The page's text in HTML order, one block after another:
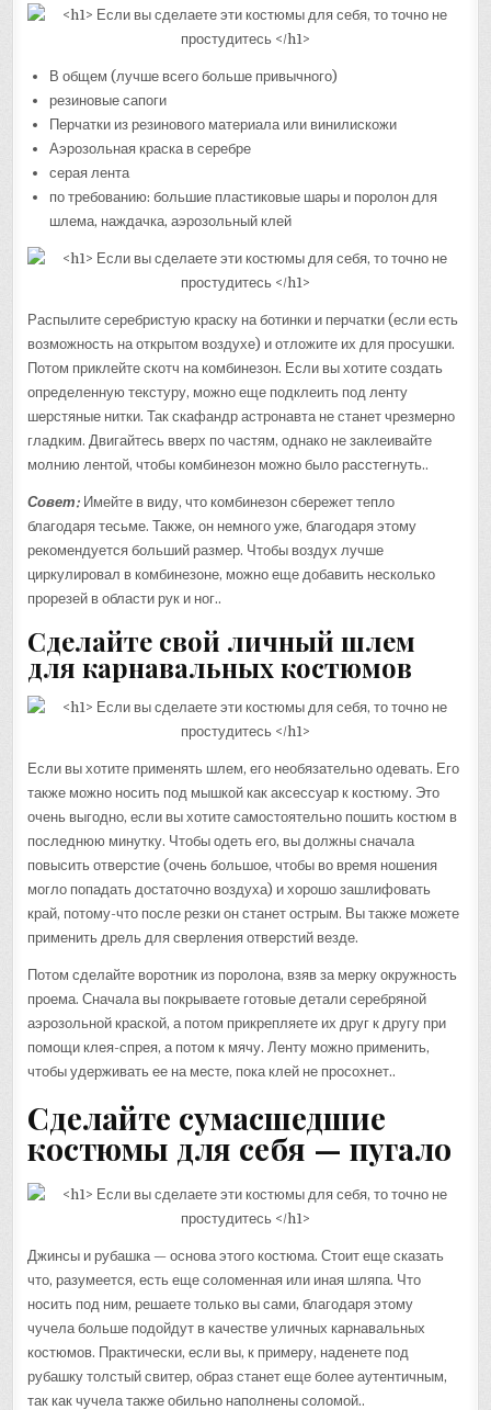
В общем (лучше всего больше привычного)
резиновые сапоги
Перчатки из резинового материала или винилискожи
Аэрозольная краска в серебре
серая лента
по требованию: большие пластиковые шары и поролон для
шлема, наждачка, аэрозольный клей
Распылите серебристую краску на ботинки и перчатки (если есть
возможность на открытом воздухе) и отложите их для просушки.
Потом приклейте скотч на комбинезон. Если вы хотите создать
определенную текстуру, можно еще подклеить под ленту
шерстяные нитки. Так скафандр астронавта не станет чрезмерно
гладким. Двигайтесь вверх по частям, однако не заклеивайте
молнию лентой, чтобы комбинезон можно было расстегнуть..
Совет: Имейте в виду, что комбинезон сбережет тепло
благодаря тесьме. Также, он немного уже, благодаря этому
рекомендуется больший размер. Чтобы воздух лучше
циркулировал в комбинезоне, можно еще добавить несколько
прорезей в области рук и ног..
Сделайте свой личный шлем
для карнавальных костюмов
Если вы хотите применять шлем, его необязательно одевать. Его
также можно носить под мышкой как аксессуар к костюму. Это
очень выгодно, если вы хотите самостоятельно пошить костюм в
последнюю минутку. Чтобы одеть его, вы должны сначала
повысить отверстие (очень большое, чтобы во время ношения
могло попадать достаточно воздуха) и хорошо зашлифовать
край, потому-что после резки он станет острым. Вы также можете
применить дрель для сверления отверстий везде.
Потом сделайте воротник из поролона, взяв за мерку окружность
проема. Сначала вы покрываете готовые детали серебряной
аэрозольной краской, а потом прикрепляете их друг к другу при
помощи клея-спрея, а потом к мячу. Ленту можно применить,
чтобы удерживать ее на месте, пока клей не просохнет..
Сделайте сумасшедшие
костюмы для себя — пугало
Джинсы и рубашка — основа этого костюма. Стоит еще сказать
что, разумеется, есть еще соломенная или иная шляпа. Что
носить под ним, решаете только вы сами, благодаря этому
чучела больше подойдут в качестве уличных карнавальных
костюмов. Практически, если вы, к примеру, наденете под
рубашку толстый свитер, образ станет еще более аутентичным,
так как чучела также обильно наполнены соломой..